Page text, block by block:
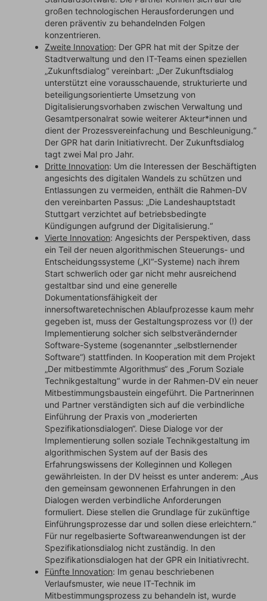
großen technologischen Herausforderungen und
deren präventiv zu behandelnden Folgen
konzentrieren.
Zweite Innovation: Der GPR hat mit der Spitze der
Stadtverwaltung und den IT-Teams einen speziellen
„Zukunftsdialog“ vereinbart: „Der Zukunftsdialog
unterstützt eine vorausschauende, strukturierte und
beteiligungsorientierte Umsetzung von
Digitalisierungsvorhaben zwischen Verwaltung und
Gesamtpersonalrat sowie weiterer Akteur*innen und
dient der Prozessvereinfachung und Beschleunigung.“
Der GPR hat darin Initiativrecht. Der Zukunftsdialog
tagt zwei Mal pro Jahr.
Dritte Innovation: Um die Interessen der Beschäftigten
angesichts des digitalen Wandels zu schützen und
Entlassungen zu vermeiden, enthält die Rahmen-DV
den vereinbarten Passus: „Die Landeshauptstadt
Stuttgart verzichtet auf betriebsbedingte
Kündigungen aufgrund der Digitalisierung.“
Vierte Innovation: Angesichts der Perspektiven, dass
ein Teil der neuen algorithmischen Steuerungs- und
Entscheidungssysteme („KI“-Systeme) nach ihrem
Start schwerlich oder gar nicht mehr ausreichend
gestaltbar sind und eine generelle
Dokumentationsfähigkeit der
innersoftwaretechnischen Ablaufprozesse kaum mehr
gegeben ist, muss der Gestaltungsprozess vor (!) der
Implementierung solcher sich selbstverändernder
Software-Systeme (sogenannter „selbstlernender
Software“) stattfinden. In Kooperation mit dem Projekt
„Der mitbestimmte Algorithmus“ des „Forum Soziale
Technikgestaltung“ wurde in der Rahmen-DV ein neuer
Mitbestimmungsbaustein eingeführt. Die Partnerinnen
und Partner verständigten sich auf die verbindliche
Einführung der Praxis von „moderierten
Spezifikationsdialogen“. Diese Dialoge vor der
Implementierung sollen soziale Technikgestaltung im
algorithmischen System auf der Basis des
Erfahrungswissens der Kolleginnen und Kollegen
gewährleisten. In der DV heisst es unter anderem: „Aus
den gemeinsam gewonnenen Erfahrungen in den
Dialogen werden verbindliche Anforderungen
formuliert. Diese stellen die Grundlage für zukünftige
Einführungsprozesse dar und sollen diese erleichtern.“
Für nur regelbasierte Softwareanwendungen ist der
Spezifikationsdialog nicht zuständig. In den
Spezifikationsdialogen hat der GPR ein Initiativrecht.
Fünfte Innovation: Im genau beschriebenen
Verlaufsmuster, wie neue IT-Technik im
Mitbestimmungsprozess zu behandeln ist, wurde